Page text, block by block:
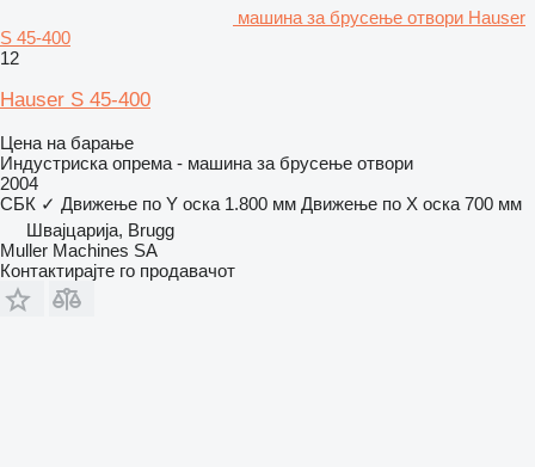
машина за брусење отвори Hauser
S 45-400
12
Hauser S 45-400
Цена на барање
Индустриска опрема - машина за брусење отвори
2004
СБК ✓ Движење по Y оска 1.800 мм Движење по Х оска 700 мм
Швајцарија, Brugg
Muller Machines SA
Контактирајте го продавачот